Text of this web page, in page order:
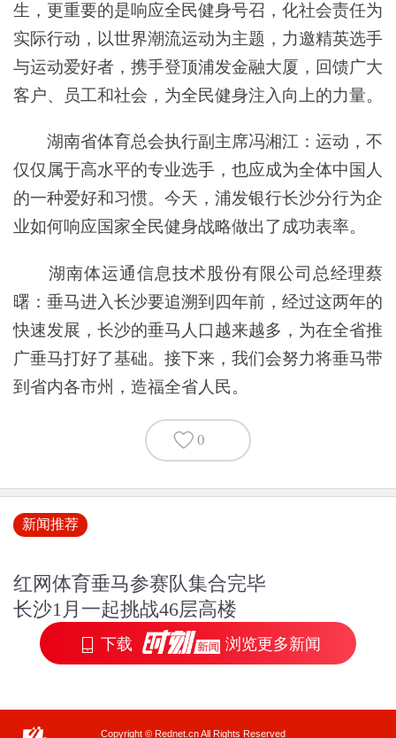
生，更重要的是响应全民健身号召，化社会责任为
实际行动，以世界潮流运动为主题，力邀精英选手
与运动爱好者，携手登顶浦发金融大厦，回馈广大
客户、员工和社会，为全民健身注入向上的力量。
湖南省体育总会执行副主席冯湘江：运动，不
仅仅属于高水平的专业选手，也应成为全体中国人
的一种爱好和习惯。今天，浦发银行长沙分行为企
业如何响应国家全民健身战略做出了成功表率。
湖南体运通信息技术股份有限公司总经理蔡
曙：垂马进入长沙要追溯到四年前，经过这两年的
快速发展，长沙的垂马人口越来越多，为在全省推
广垂马打好了基础。接下来，我们会努力将垂马带
到省内各市州，造福全省人民。
0
新闻推荐
红网体育垂马参赛队集合完毕
长沙1月一起挑战46层高楼
下载 浏览更多新闻
Copyright © Rednet.cn All Rights Reserved